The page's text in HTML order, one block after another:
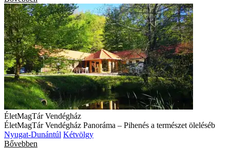
ÉletMagTár Vendégház
ÉletMagTár Vendégház Panoráma – Pihenés a természet öleléséb
Nyugat-Dunántúl Kétvölgy
Bővebben